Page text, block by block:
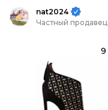
nat2024
Частный продавец
9